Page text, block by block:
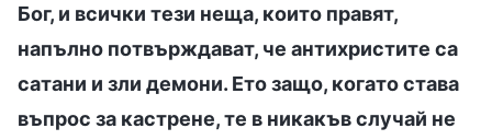
Бог, и всички тези неща, които правят,
напълно потвърждават, че антихристите са
сатани и зли демони. Ето защо, когато става
въпрос за кастрене, те в никакъв случай не